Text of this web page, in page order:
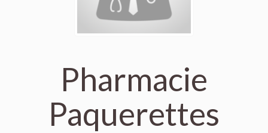
Pharmacie
Paquerettes